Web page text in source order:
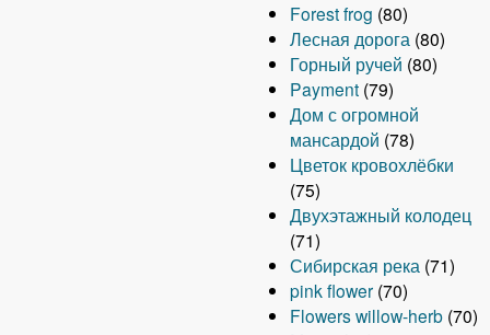
Forest frog (80)
Лесная дорога (80)
Горный ручей (80)
Payment (79)
Дом с огромной
мансардой (78)
Цветок кровохлёбки
(75)
Двухэтажный колодец
(71)
Сибирская река (71)
pink flower (70)
Flowers willow-herb (70)